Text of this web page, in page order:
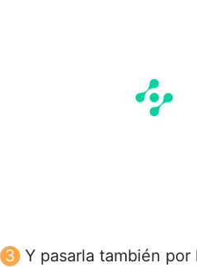
Y pasarla también